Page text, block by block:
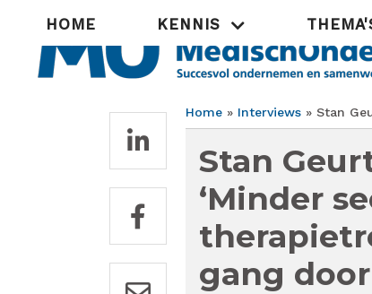
Hoofdnavigatie
HOME KENNIS
Home Interviews Stan
Stan
‘Minder
gang door